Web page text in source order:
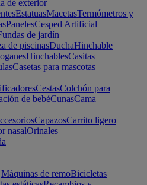
de exterior
EstatuasMacetasTermómetros y
PanelesCesped Artificial
de jardín
de piscinasDuchaHinchable
HinchablesCasitas
Casetas para mascotas
CestasColchón para
de bebéCunasCama
CapazosCarrito ligero
nasalOrinales
Máquinas de remoBicicletas